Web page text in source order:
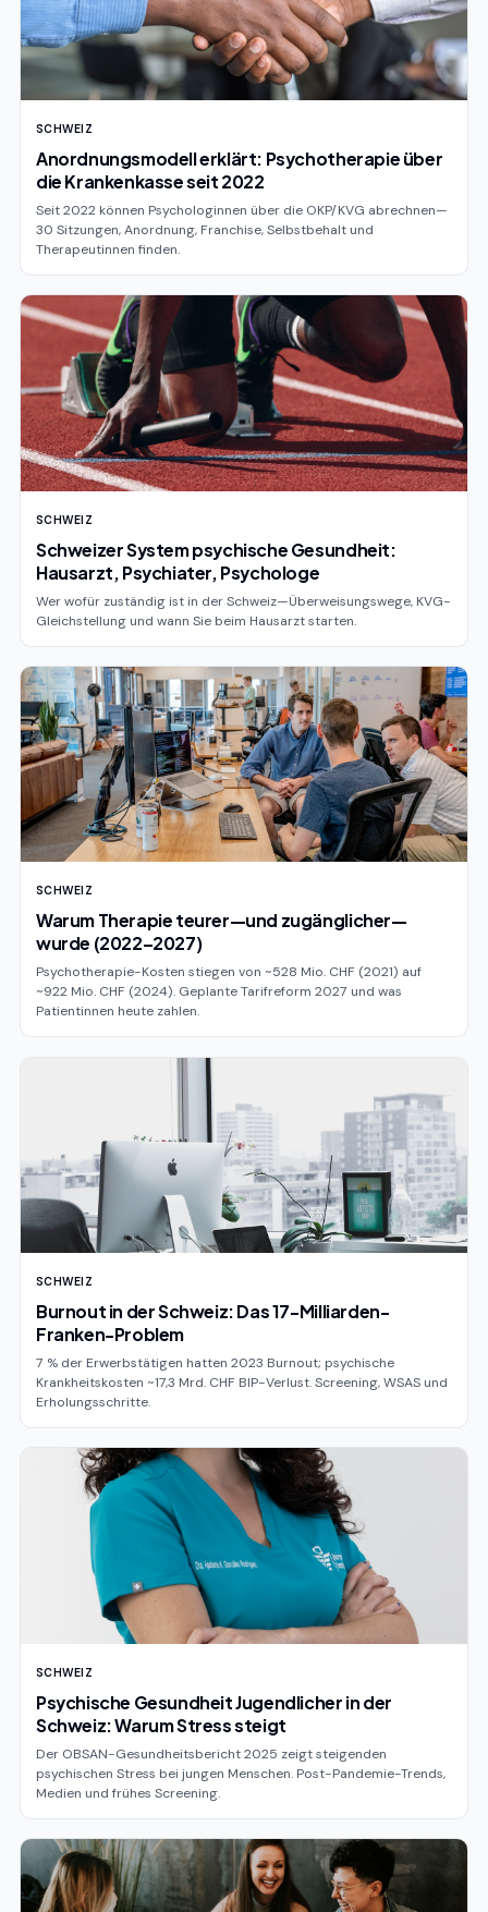
SCHWEIZ
Anordnungsmodell erklärt: Psychotherapie über
die Krankenkasse seit 2022
Seit 2022 können Psychologinnen über die OKP/KVG abrechnen—
30 Sitzungen, Anordnung, Franchise, Selbstbehalt und
Therapeutinnen finden.
SCHWEIZ
Schweizer System psychische Gesundheit:
Hausarzt, Psychiater, Psychologe
Wer wofür zuständig ist in der Schweiz—Überweisungswege, KVG-
Gleichstellung und wann Sie beim Hausarzt starten.
SCHWEIZ
Warum Therapie teurer—und zugänglicher—
wurde (2022–2027)
Psychotherapie-Kosten stiegen von ~528 Mio. CHF (2021) auf
~922 Mio. CHF (2024). Geplante Tarifreform 2027 und was
Patientinnen heute zahlen.
SCHWEIZ
Burnout in der Schweiz: Das 17-Milliarden-
Franken-Problem
7 % der Erwerbstätigen hatten 2023 Burnout; psychische
Krankheitskosten ~17,3 Mrd. CHF BIP-Verlust. Screening, WSAS und
Erholungsschritte.
SCHWEIZ
Psychische Gesundheit Jugendlicher in der
Schweiz: Warum Stress steigt
Der OBSAN-Gesundheitsbericht 2025 zeigt steigenden
psychischen Stress bei jungen Menschen. Post-Pandemie-Trends,
Medien und frühes Screening.